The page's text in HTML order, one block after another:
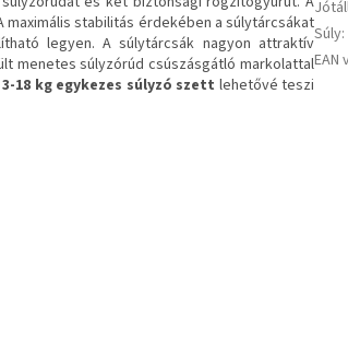
stabilitás érdekében a súlytárcsákat
legyen. A súlytárcsák nagyon attraktív
menetes súlyzórúd csúszásgátló markolattal
3-18 kg egykezes súlyzó szett lehetővé teszi
Súly:
EAN